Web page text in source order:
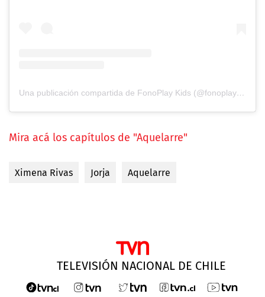
Una publicación compartida de FonoPlay Kids (@fonoplaykids)
Mira acá los capítulos de "Aquelarre"
Ximena Rivas Jorja Aquelarre
TELEVISIÓN NACIONAL DE CHILE